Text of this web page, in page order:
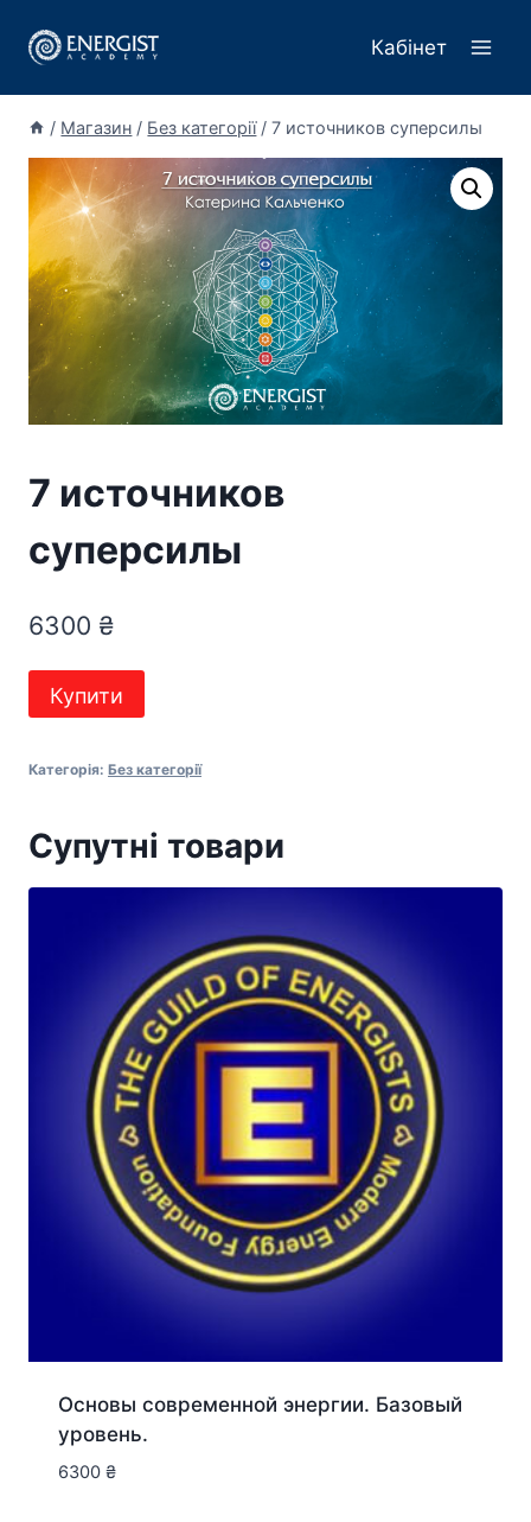
Кабінет
/ Магазин / Без категорії / 7 источников суперсилы
7 источников
суперсилы
6300 ₴
источников
кількість
Купити
Категорія: Без категорії
Супутні товари
Основы современной энергии. Базовый
уровень.
6300 ₴